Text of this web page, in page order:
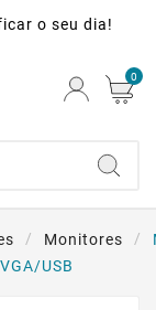
o seu dia!
0
Monitores
USB